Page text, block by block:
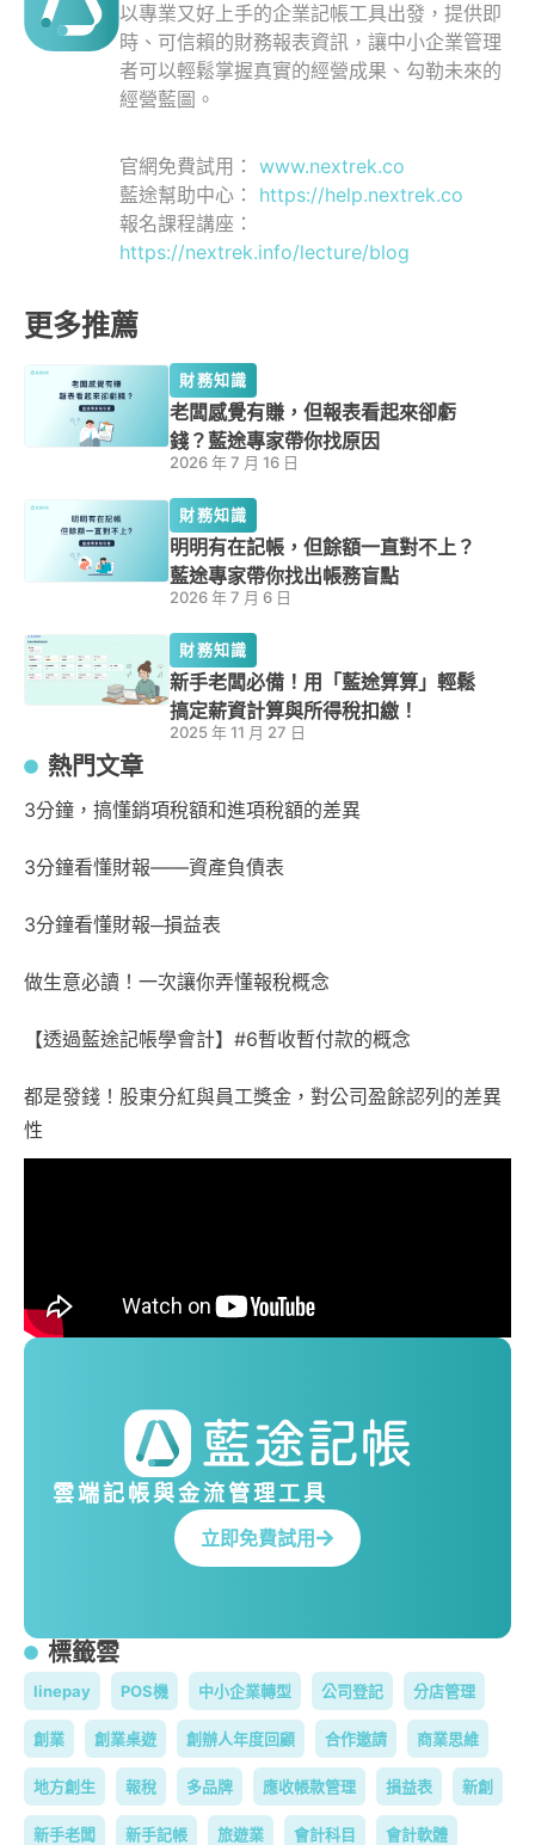
以專業又好上手的企業記帳工具出發，提供即
時、可信賴的財務報表資訊，讓中小企業管理
者可以輕鬆掌握真實的經營成果、勾勒未來的
經營藍圖。
官網免費試用： www.nextrek.co
藍途幫助中心： https://help.nextrek.co
報名課程講座：
https://nextrek.info/lecture/blog
更多推薦
財務知識
老闆感覺有賺，但報表看起來卻虧
錢？藍途專家帶你找原因
2026 年 7 月 16 日
財務知識
明明有在記帳，但餘額一直對不上？
藍途專家帶你找出帳務盲點
2026 年 7 月 6 日
財務知識
新手老闆必備！用「藍途算算」輕鬆
搞定薪資計算與所得稅扣繳！
2025 年 11 月 27 日
熱門文章
3分鐘，搞懂銷項稅額和進項稅額的差異
3分鐘看懂財報——資產負債表
3分鐘看懂財報─損益表
做生意必讀！一次讓你弄懂報稅概念
【透過藍途記帳學會計】#6暫收暫付款的概念
都是發錢！股東分紅與員工獎金，對公司盈餘認列的差異
性
雲端記帳與金流管理工具
立即免費試用
標籤雲
linepay POS機 中小企業轉型 公司登記 分店管理
創業 創業桌遊 創辦人年度回顧 合作邀請 商業思維
地方創生 報稅 多品牌 應收帳款管理 損益表 新創
新手老闆 新手記帳 旅遊業 會計科目 會計軟體